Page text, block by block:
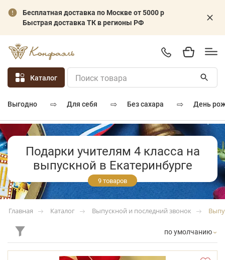
Бесплатная доставка по Москве от 5000 р
Быстрая доставка ТК в регионы РФ
Каталог
выгодно ⇨ для себя ⇨ без сахара ⇨ день
Подарки учителям 4 класса на
выпускной в Екатеринбурге
9 товаров
Главная Каталог Выпускной и последний звонок
по умолчанию